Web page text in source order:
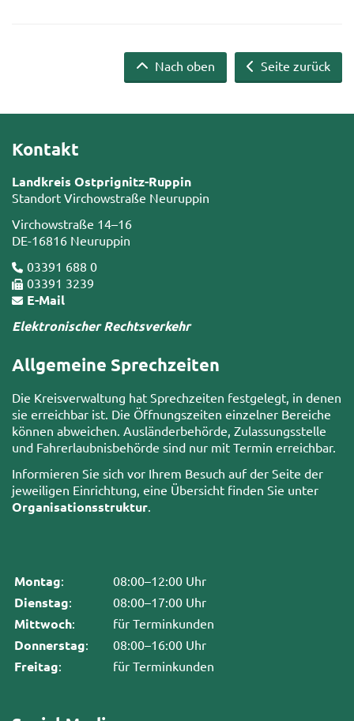
Seite zurück
Nach oben
Kontakt
Landkreis Ostprignitz-Ruppin
Standort Virchowstraße Neuruppin
Virchowstraße 14–16
DE-16816 Neuruppin
03391 688 0
03391 3239
E-Mail
Elektronischer Rechtsverkehr
Allgemeine Sprechzeiten
Die Kreisverwaltung hat Sprechzeiten festgelegt, in denen
sie erreichbar ist. Die Öffnungszeiten einzelner Bereiche
können abweichen. Ausländerbehörde, Zulassungsstelle
und Fahrerlaubnisbehörde sind nur mit Termin erreichbar.
Informieren Sie sich vor Ihrem Besuch auf der Seite der
jeweiligen Einrichtung, eine Übersicht finden Sie unter
Organisationsstruktur.
Montag: 08:00–12:00 Uhr
Dienstag: 08:00–17:00 Uhr
Mittwoch: für Terminkunden
Donnerstag: 08:00–16:00 Uhr
Freitag: für Terminkunden